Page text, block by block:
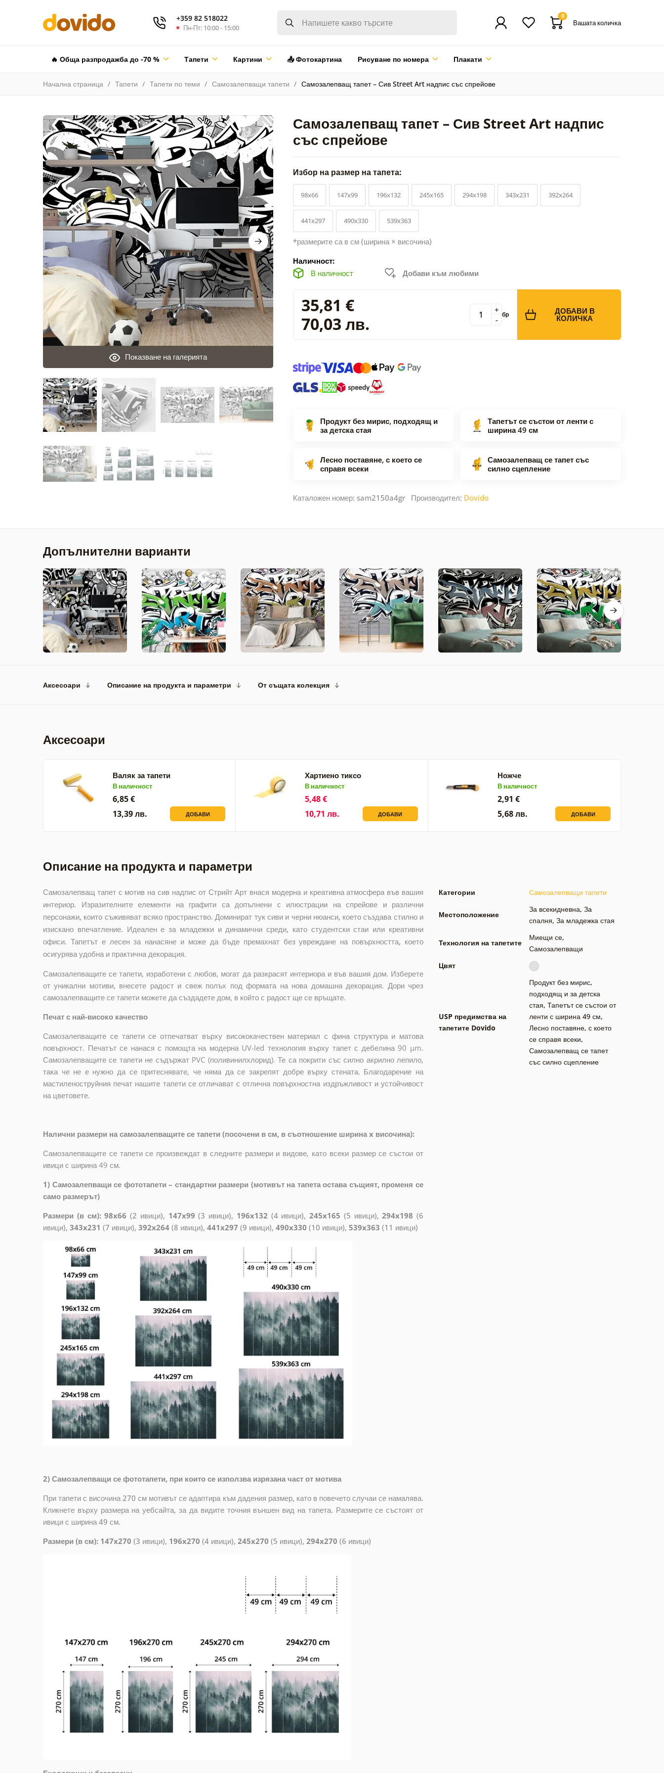
+359 82 518022
Пн-Пт: 10:00 - 15:00
0
Вашата количка
🔥 Обща разпродажба до -70 % Тапети Картини 📤 Фотокартина Рисуване по номера Плакати
Начална страница Тапети Тапети по теми Самозалепващи тапети Самозалепващ тапет – Сив Street Art надпис със спрейове
Самозалепващ тапет – Сив Street Art надпис
със спрейове
Показване на галерията
Избор на размер на тапета:
98x66 147x99 196x132 245x165 294x198 343x231 392x264
441x297 490x330 539x363
*размерите са в см (ширина × височина)
Наличност:
В наличност
Добави към любими
35,81 €
70,03 лв.
-
+ бр ДОБАВИ В
КОЛИЧКА
Продукт без мирис, подходящ и
за детска стая
Тапетът се състои от ленти с
ширина 49 см
Лесно поставяне, с което се
справя всеки
Самозалепващ се тапет със
силно сцепление
Каталожен номер: sam2150a4gr Производител: Dovido
Допълнителни варианти
Аксесоари Описание на продукта и параметри От същата колекция
Аксесоари
Валяк за тапети
В наличност
6,85 €
13,39 лв.
ДОБАВИ
Хартиено тиксо
В наличност
5,48 €
10,71 лв.
ДОБАВИ
Ножче
В наличност
2,91 €
5,68 лв.
ДОБАВИ
Описание на продукта и параметри
Самозалепващ тапет с мотив на сив надпис от Стрийт Арт внася модерна и креативна атмосфера във вашия
интериор. Изразителните елементи на графити са допълнени с илюстрации на спрейове и различни
персонажи, които съживяват всяко пространство. Доминират тук сиви и черни нюанси, което създава стилно и
изискано впечатление. Идеален е за младежки и динамични среди, като студентски стаи или креативни
офиси. Тапетът е лесен за нанасяне и може да бъде премахнат без увреждане на повърхността, което
осигурява удобна и практична декорация.
Самозалепващите се тапети, изработени с любов, могат да разкрасят интериора и във вашия дом. Изберете
от уникални мотиви, внесете радост и свеж полъх под формата на нова домашна декорация. Дори чрез
самозалепващите се тапети можете да създадете дом, в който с радост ще се връщате.
Печат с най-високо качество
Самозалепващите се тапети се отпечатват върху висококачествен материал с фина структура и матова
повърхност. Печатът се нанася с помощта на модерна UV-led технология върху тапет с дебелина 90 µm.
Самозалепващите се тапети не съдържат PVC (поливинилхлорид). Те са покрити със силно акрилно лепило,
така че не е нужно да се притеснявате, че няма да се закрепят добре върху стената. Благодарение на
мастиленоструйния печат нашите тапети се отличават с отлична повърхностна издръжливост и устойчивост
на цветовете.
Налични размери на самозалепващите се тапети (посочени в см, в съотношение ширина x височина):
Самозалепващите се тапети се произвеждат в следните размери и видове, като всеки размер се състои от
ивици с ширина 49 см.
1) Самозалепващи се фототапети – стандартни размери (мотивът на тапета остава същият, променя се
само размерът)
Размери (в см): 98x66 (2 ивици), 147x99 (3 ивици), 196x132 (4 ивици), 245x165 (5 ивици),294x198 (6
ивици), 343x231 (7 ивици), 392x264 (8 ивици), 441x297 (9 ивици), 490x330 (10 ивици), 539x363 (11 ивици)
2) Самозалепващи се фототапети, при които се използва изрязана част от мотива
При тапети с височина 270 см мотивът се адаптира към дадения размер, като в повечето случаи се намалява.
Кликнете върху размера на уебсайта, за да видите точния външен вид на тапета. Размерите се състоят от
ивици с ширина 49 см.
Размери (в см): 147x270 (3 ивици), 196x270 (4 ивици), 245x270 (5 ивици), 294x270 (6 ивици)
Категории Самозалепващи тапети
Местоположение
За всекидневна, За
спалня, За младежка стая
Технология на тапетите
Миещи се,
Самозалепващи
Цвят
USP предимства на
тапетите Dovido
Продукт без мирис,
подходящ и за детска
стая, Тапетът се състои от
ленти с ширина 49 см,
Лесно поставяне, с което
се справя всеки,
Самозалепващ се тапет
със силно сцепление